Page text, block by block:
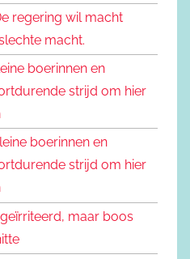
regering wil macht
macht.
boerinnen en
strijd om hier
boerinnen en
strijd om hier
maar boos